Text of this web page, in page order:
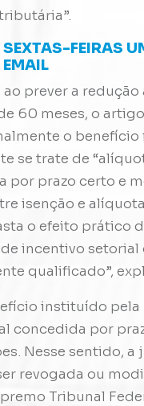
FEIRAS
prever a
60 meses, o artigo
o benefício
se trate de
por prazo certo e
isenção e
o efeito prático
incentivo
qualificado”,
instituído pela
concedida por
Nesse sentido, a
revogada ou
Tribunal